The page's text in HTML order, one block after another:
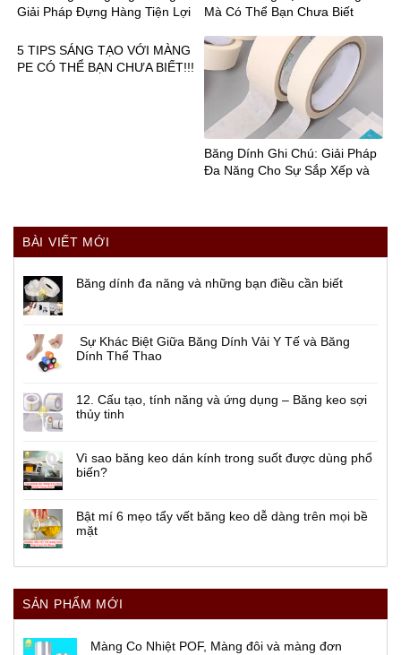
BÀI VIẾT MỚI
Băng dính đa năng và những bạn điều cần biết
Sự Khác Biệt Giữa Băng Dính Vải Y Tế và Băng
Dính Thể Thao
12. Cấu tạo, tính năng và ứng dụng – Băng keo sợi
thủy tinh
Vì sao băng keo dán kính trong suốt được dùng phổ
biến?
Bật mí 6 mẹo tẩy vết băng keo dễ dàng trên mọi bề
mặt
SẢN PHẨM MỚI
Màng Co Nhiệt POF, Màng đôi và màng đơn
Giải Pháp Đựng Hàng Tiện Lợi
Mà Có Thể Bạn Chưa Biết
5 TIPS SÁNG TẠO VỚI MÀNG
PE CÓ THỂ BẠN CHƯA BIẾT!!!
Băng Dính Ghi Chú: Giải Pháp
Đa Năng Cho Sự Sắp Xếp và